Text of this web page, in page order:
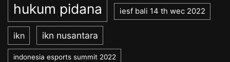
hukum pidana iesf bali 14 th wec 2022
ikn ikn nusantara
indonesia esports summit 2022